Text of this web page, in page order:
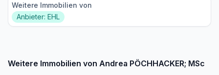
Weitere Immobilien von
Anbieter: EHL
Weitere Immobilien von Andrea PÖCHHACKER; MSc